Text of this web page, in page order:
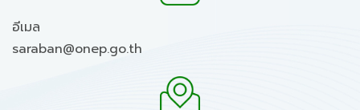
อีเมล
saraban@onep.go.th